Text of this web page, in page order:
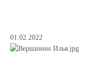
01.02.2022